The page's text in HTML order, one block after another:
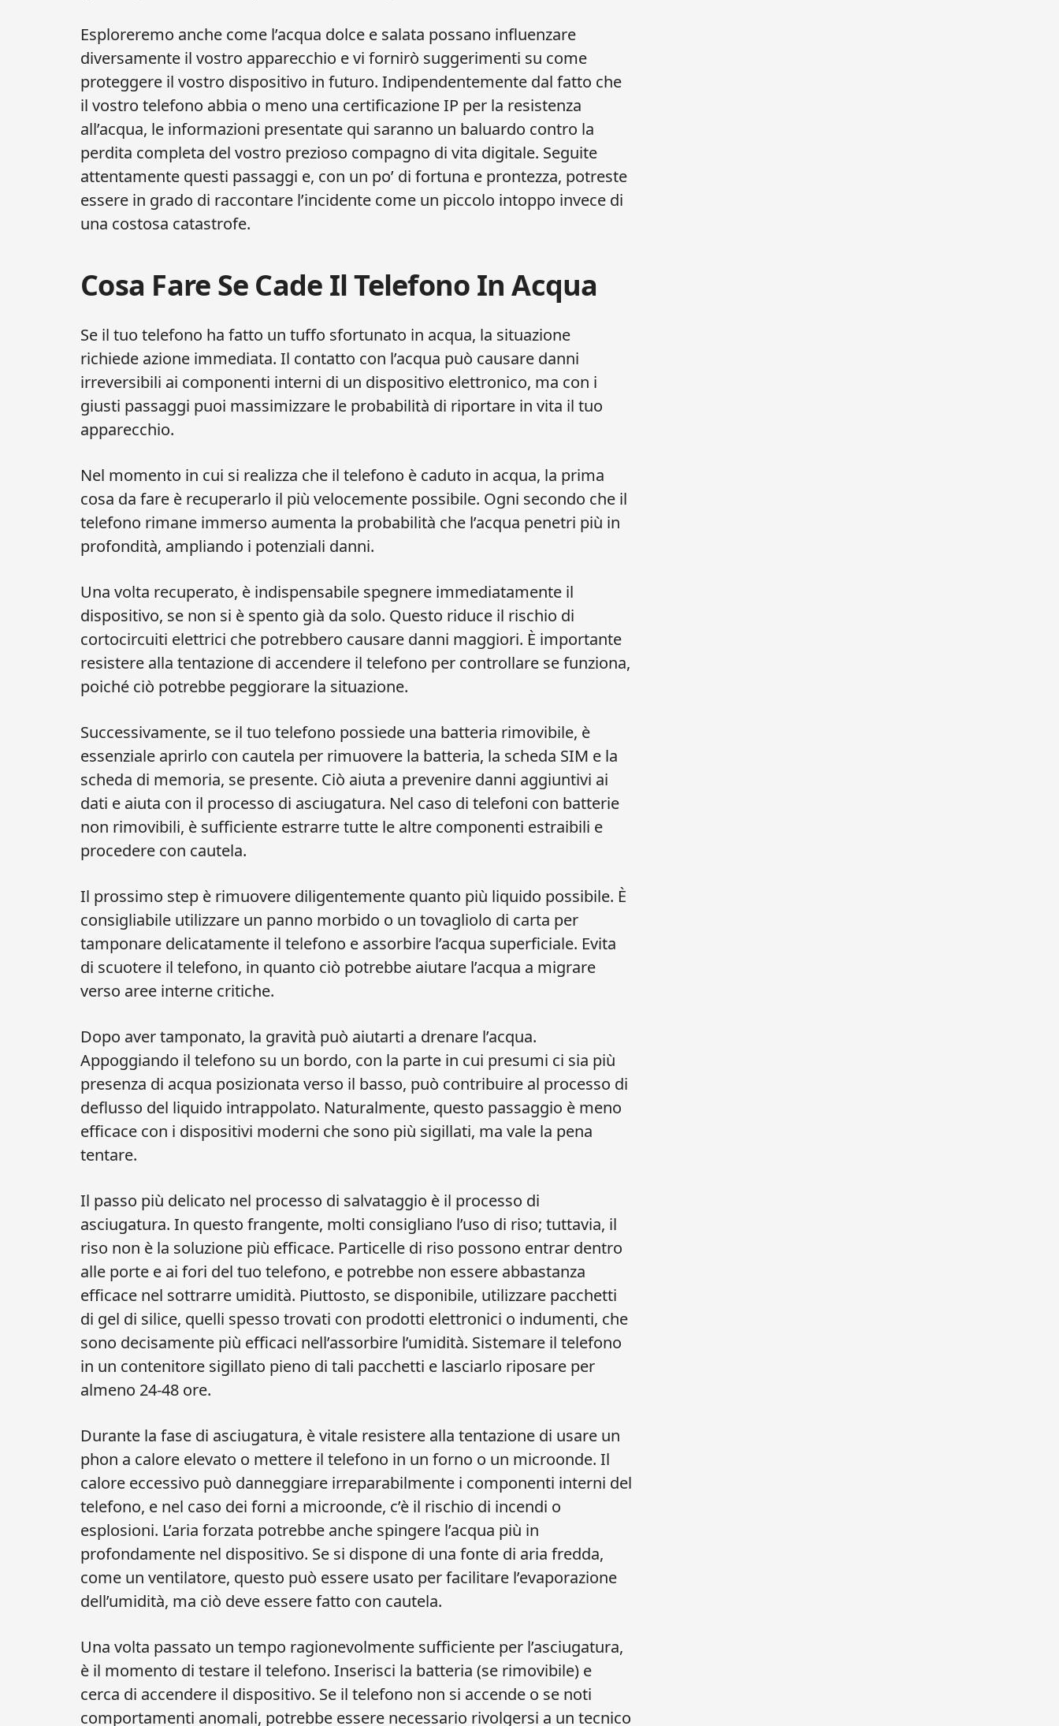
Esploreremo anche come l’acqua dolce e salata possano influenzare
diversamente il vostro apparecchio e vi fornirò suggerimenti su come
proteggere il vostro dispositivo in futuro. Indipendentemente dal fatto che
il vostro telefono abbia o meno una certificazione IP per la resistenza
all’acqua, le informazioni presentate qui saranno un baluardo contro la
perdita completa del vostro prezioso compagno di vita digitale. Seguite
attentamente questi passaggi e, con un po’ di fortuna e prontezza, potreste
essere in grado di raccontare l’incidente come un piccolo intoppo invece di
una costosa catastrofe.
Cosa Fare Se Cade Il Telefono In Acqua
Se il tuo telefono ha fatto un tuffo sfortunato in acqua, la situazione
richiede azione immediata. Il contatto con l’acqua può causare danni
irreversibili ai componenti interni di un dispositivo elettronico, ma con i
giusti passaggi puoi massimizzare le probabilità di riportare in vita il tuo
apparecchio.
Nel momento in cui si realizza che il telefono è caduto in acqua, la prima
cosa da fare è recuperarlo il più velocemente possibile. Ogni secondo che il
telefono rimane immerso aumenta la probabilità che l’acqua penetri più in
profondità, ampliando i potenziali danni.
Una volta recuperato, è indispensabile spegnere immediatamente il
dispositivo, se non si è spento già da solo. Questo riduce il rischio di
cortocircuiti elettrici che potrebbero causare danni maggiori. È importante
resistere alla tentazione di accendere il telefono per controllare se funziona,
poiché ciò potrebbe peggiorare la situazione.
Successivamente, se il tuo telefono possiede una batteria rimovibile, è
essenziale aprirlo con cautela per rimuovere la batteria, la scheda SIM e la
scheda di memoria, se presente. Ciò aiuta a prevenire danni aggiuntivi ai
dati e aiuta con il processo di asciugatura. Nel caso di telefoni con batterie
non rimovibili, è sufficiente estrarre tutte le altre componenti estraibili e
procedere con cautela.
Il prossimo step è rimuovere diligentemente quanto più liquido possibile. È
consigliabile utilizzare un panno morbido o un tovagliolo di carta per
tamponare delicatamente il telefono e assorbire l’acqua superficiale. Evita
di scuotere il telefono, in quanto ciò potrebbe aiutare l’acqua a migrare
verso aree interne critiche.
Dopo aver tamponato, la gravità può aiutarti a drenare l’acqua.
Appoggiando il telefono su un bordo, con la parte in cui presumi ci sia più
presenza di acqua posizionata verso il basso, può contribuire al processo di
deflusso del liquido intrappolato. Naturalmente, questo passaggio è meno
efficace con i dispositivi moderni che sono più sigillati, ma vale la pena
tentare.
Il passo più delicato nel processo di salvataggio è il processo di
asciugatura. In questo frangente, molti consigliano l’uso di riso; tuttavia, il
riso non è la soluzione più efficace. Particelle di riso possono entrar dentro
alle porte e ai fori del tuo telefono, e potrebbe non essere abbastanza
efficace nel sottrarre umidità. Piuttosto, se disponibile, utilizzare pacchetti
di gel di silice, quelli spesso trovati con prodotti elettronici o indumenti, che
sono decisamente più efficaci nell’assorbire l’umidità. Sistemare il telefono
in un contenitore sigillato pieno di tali pacchetti e lasciarlo riposare per
almeno 24-48 ore.
Durante la fase di asciugatura, è vitale resistere alla tentazione di usare un
phon a calore elevato o mettere il telefono in un forno o un microonde. Il
calore eccessivo può danneggiare irreparabilmente i componenti interni del
telefono, e nel caso dei forni a microonde, c’è il rischio di incendi o
esplosioni. L’aria forzata potrebbe anche spingere l’acqua più in
profondamente nel dispositivo. Se si dispone di una fonte di aria fredda,
come un ventilatore, questo può essere usato per facilitare l’evaporazione
dell’umidità, ma ciò deve essere fatto con cautela.
Una volta passato un tempo ragionevolmente sufficiente per l’asciugatura,
è il momento di testare il telefono. Inserisci la batteria (se rimovibile) e
cerca di accendere il dispositivo. Se il telefono non si accende o se noti
comportamenti anomali, potrebbe essere necessario rivolgersi a un tecnico